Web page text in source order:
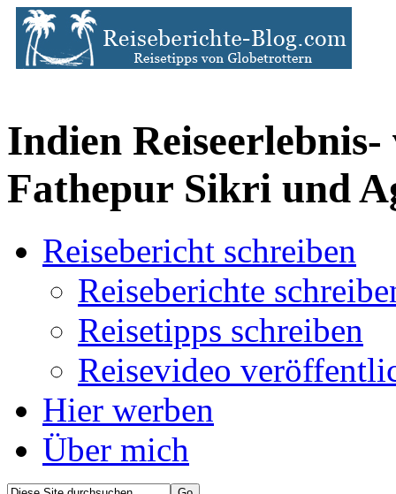
Indien
Fathepur Sikri und
Reisebericht schreiben
Reiseberichte
Reisetipps schreiben
Reisevideo
Hier werben
Über mich